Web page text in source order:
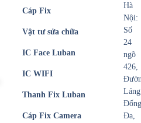
Cáp Fix
Vật tư sửa chữa
IC Face Luban
IC WIFI
Thanh Fix Luban
Cáp Fix Camera
Hà
Nội:
Số
24
ngõ
426,
Đống
Đa,